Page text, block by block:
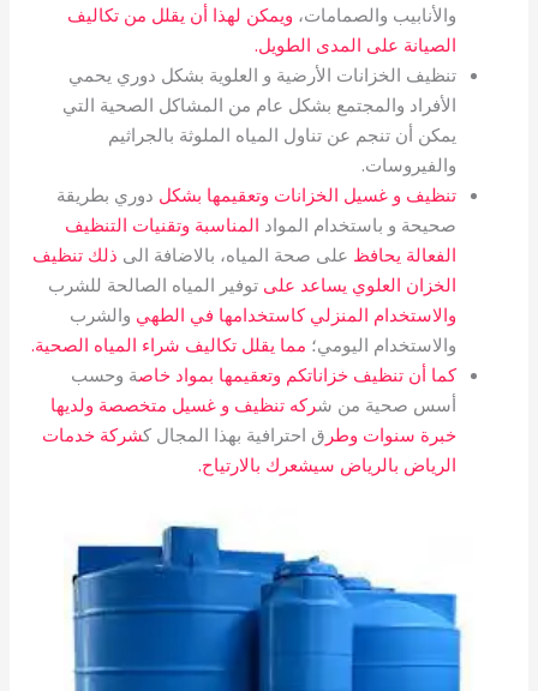
والأنابيب والصمامات، ويمكن لهذا أن يقلل من تكاليف
الصيانة على المدى الطويل.
تنظيف الخزانات الأرضية و العلوية بشكل دوري يحمي
الأفراد والمجتمع بشكل عام من المشاكل الصحية التي
يمكن أن تنجم عن تناول المياه الملوثة بالجراثيم
والفيروسات.
تنظيف و غسيل الخزانات وتعقيمها بشكل دوري بطريقة
صحيحة و باستخدام المواد المناسبة وتقنيات التنظيف
الفعالة يحافظ على صحة المياه، بالاضافة الى ذلك تنظيف
الخزان العلوي يساعد على توفير المياه الصالحة للشرب
والاستخدام المنزلي كاستخدامها في الطهي والشرب
والاستخدام اليومي؛ مما يقلل تكاليف شراء المياه الصحية.
كما أن تنظيف خزاناتكم وتعقيمها بمواد خاصة وحسب
أسس صحية من شركه تنظيف و غسيل متخصصة ولديها
خبرة سنوات وطر ق احترافية بهذا المجال كشركة خدمات
الرياض بالرياض سيشعرك بالارتياح.